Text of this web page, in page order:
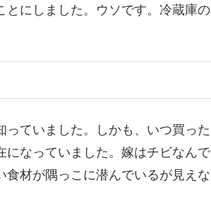
とにしました。ウソです。冷蔵庫の
ていました。しかも、いつ買った
になっていました。嫁はチビなんで
材が隅っこに潜んでいるが見えな